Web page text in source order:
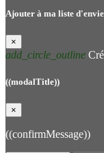
Ajouter à ma liste
×
add_circle_outline
((modalTitle))
×
((confirmMessage))